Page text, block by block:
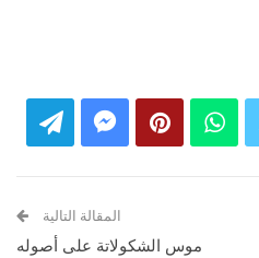
المقالة التالية
موس الشكولاتة على أصوله